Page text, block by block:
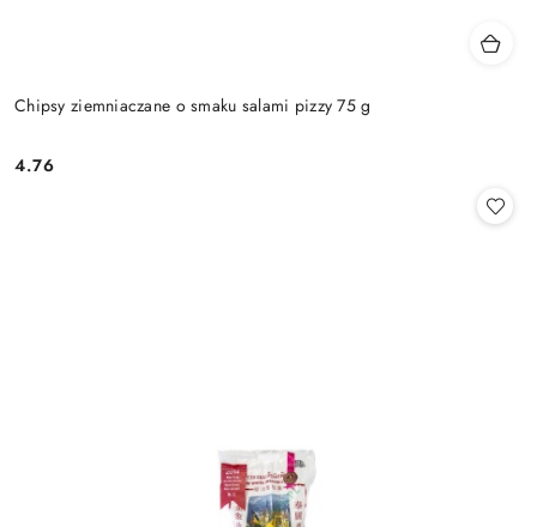
Chipsy ziemniaczane o smaku salami pizzy 75 g
Cena:
4.76